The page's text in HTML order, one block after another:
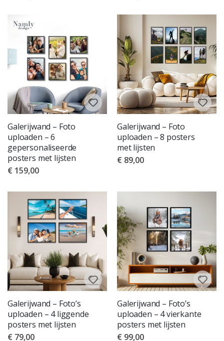
Galerijwand – Foto
uploaden – 6
gepersonaliseerde
posters met lijsten
€ 159,00
Galerijwand – Foto
uploaden – 8 posters
met lijsten
€ 89,00
Galerijwand – Foto’s
uploaden – 4 liggende
posters met lijsten
€ 79,00
Galerijwand – Foto’s
uploaden – 4 vierkante
posters met lijsten
€ 99,00